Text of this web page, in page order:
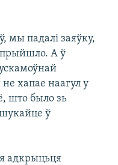
мы падалі заяўку,
А ў
хапае наагул у
што было зь
шукайце ў
адкрыцьця